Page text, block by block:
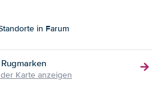
in Farum
Karte anzeigen